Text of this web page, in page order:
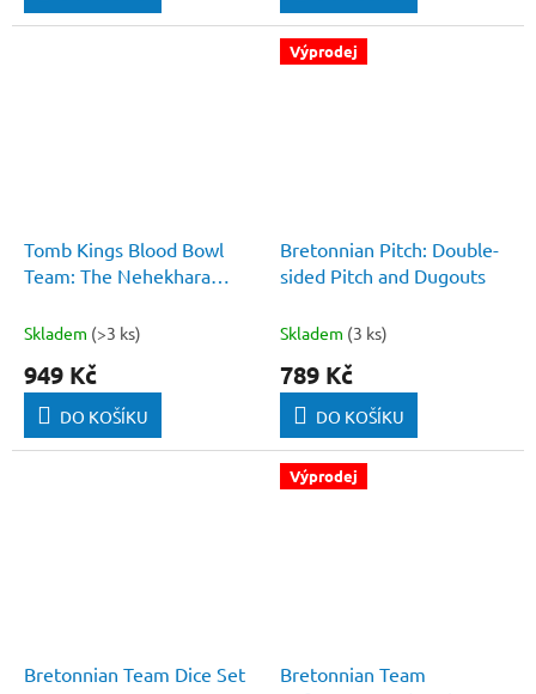
Tomb Kings Blood Bowl
Team: The Nehekhara
Skladem (>3 ks)
949 Kč
DO KOŠÍKU
Výprodej
Bretonnian Pitch: Double-
sided Pitch and Dugouts
Skladem (3 ks)
789 Kč
DO KOŠÍKU
Bretonnian Team Dice Set
Výprodej
Bretonnian Team